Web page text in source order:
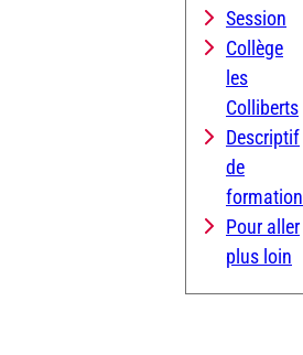
Session
Collège
les
Colliberts
Descriptif
de
formation
Pour aller
plus loin